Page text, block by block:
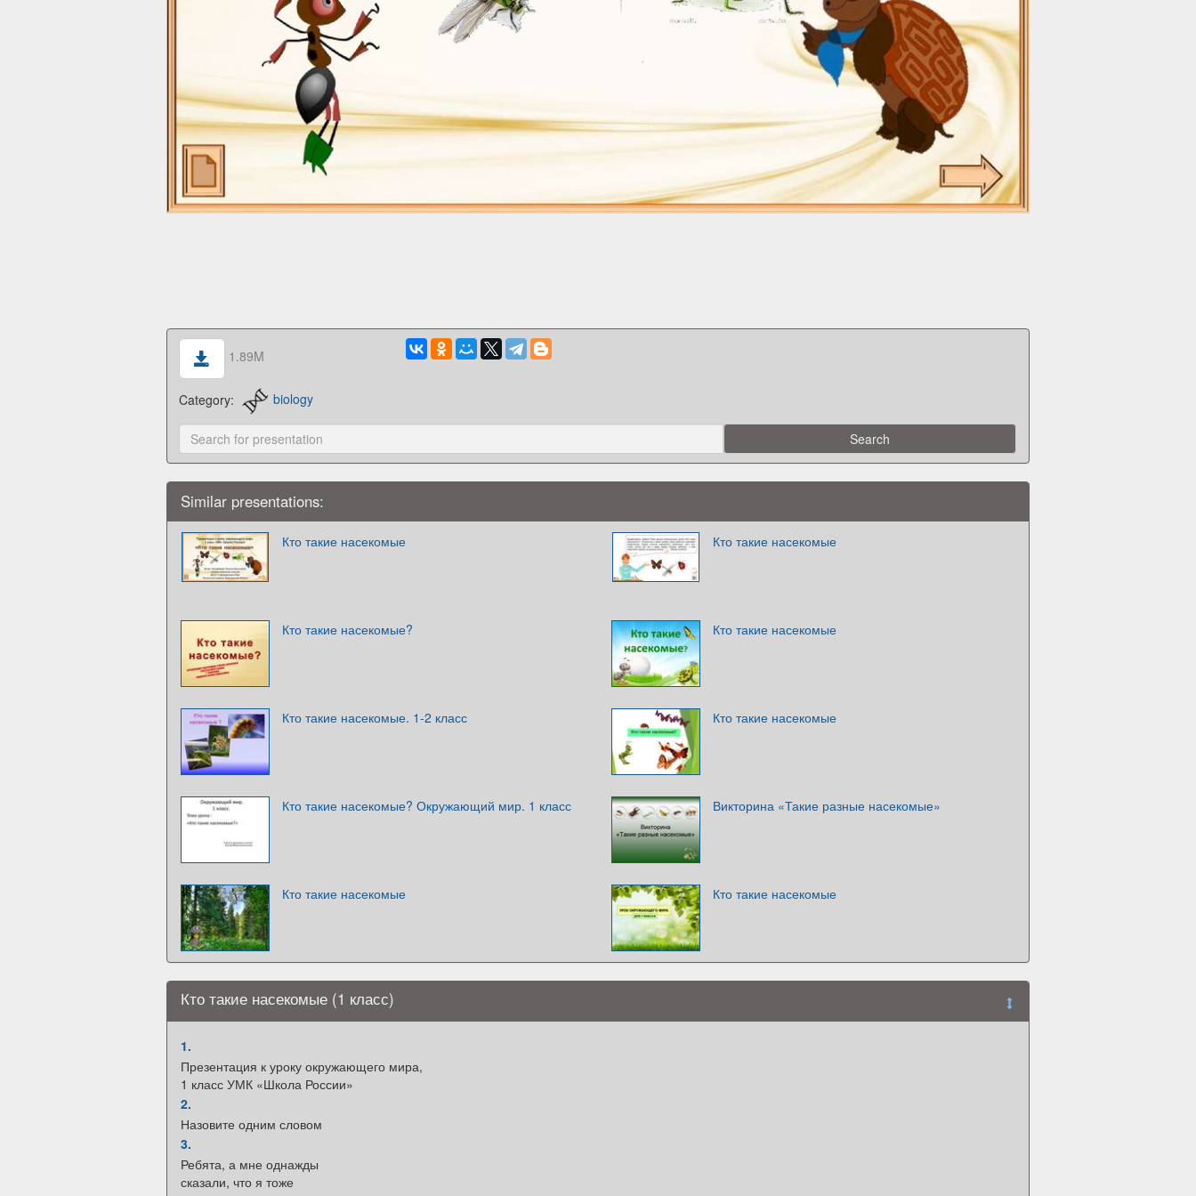
1.89M
Category: biology
Similar presentations:
Кто такие насекомые Кто такие насекомые
Кто такие насекомые? Кто такие насекомые
Кто такие насекомые. 1-2 класс Кто такие насекомые
Кто такие насекомые? Окружающий мир. 1 класс Викторина «Такие разные насекомые»
Кто такие насекомые Кто такие насекомые
Кто такие насекомые (1 класс)
1.
Презентация к уроку окружающего мира,
1 класс УМК «Школа России»
2.
Назовите одним словом
3.
Ребята, а мне однажды
сказали, что я тоже